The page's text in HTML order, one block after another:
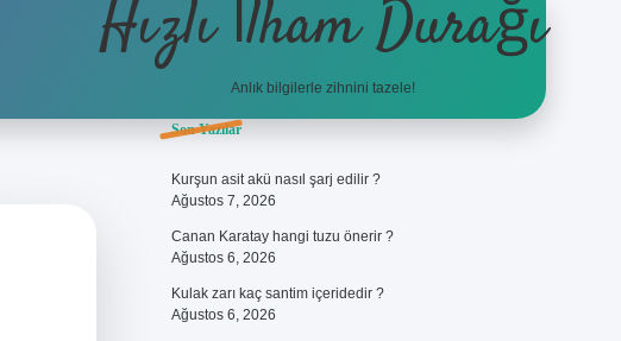
Hızlı İlham Durağı
Anlık bilgilerle zihnini tazele!
Sidebar
Son Yazılar
Kurşun asit akü nasıl şarj edilir ?
Ağustos 7, 2026
Canan Karatay hangi tuzu önerir ?
Ağustos 6, 2026
Kulak zarı kaç santim içeridedir ?
Ağustos 6, 2026